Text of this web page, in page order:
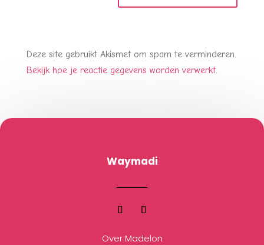
Deze site gebruikt Akismet om spam te verminderen.
Bekijk hoe je reactie gegevens worden verwerkt.
Waymadi
Over Madelon